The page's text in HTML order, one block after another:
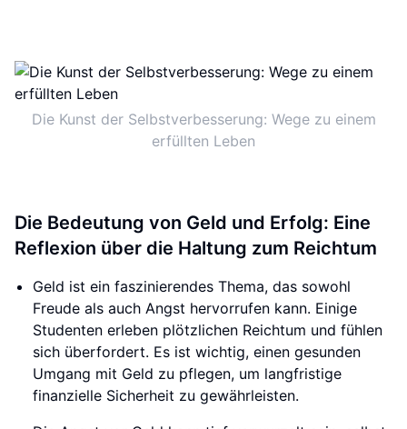
Die Kunst der Selbstverbesserung: Wege zu einem
erfüllten Leben
Die Bedeutung von Geld und Erfolg: Eine
Reflexion über die Haltung zum Reichtum
Geld ist ein faszinierendes Thema, das sowohl
Freude als auch Angst hervorrufen kann. Einige
Studenten erleben plötzlichen Reichtum und fühlen
sich überfordert. Es ist wichtig, einen gesunden
Umgang mit Geld zu pflegen, um langfristige
finanzielle Sicherheit zu gewährleisten.